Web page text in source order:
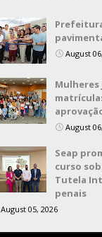
August
Mulheres
August
Seap
curso
Tutela
penais
August 05, 2026